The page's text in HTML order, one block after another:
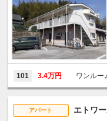
101 3.4万円 ワンルー
アパート エトワ